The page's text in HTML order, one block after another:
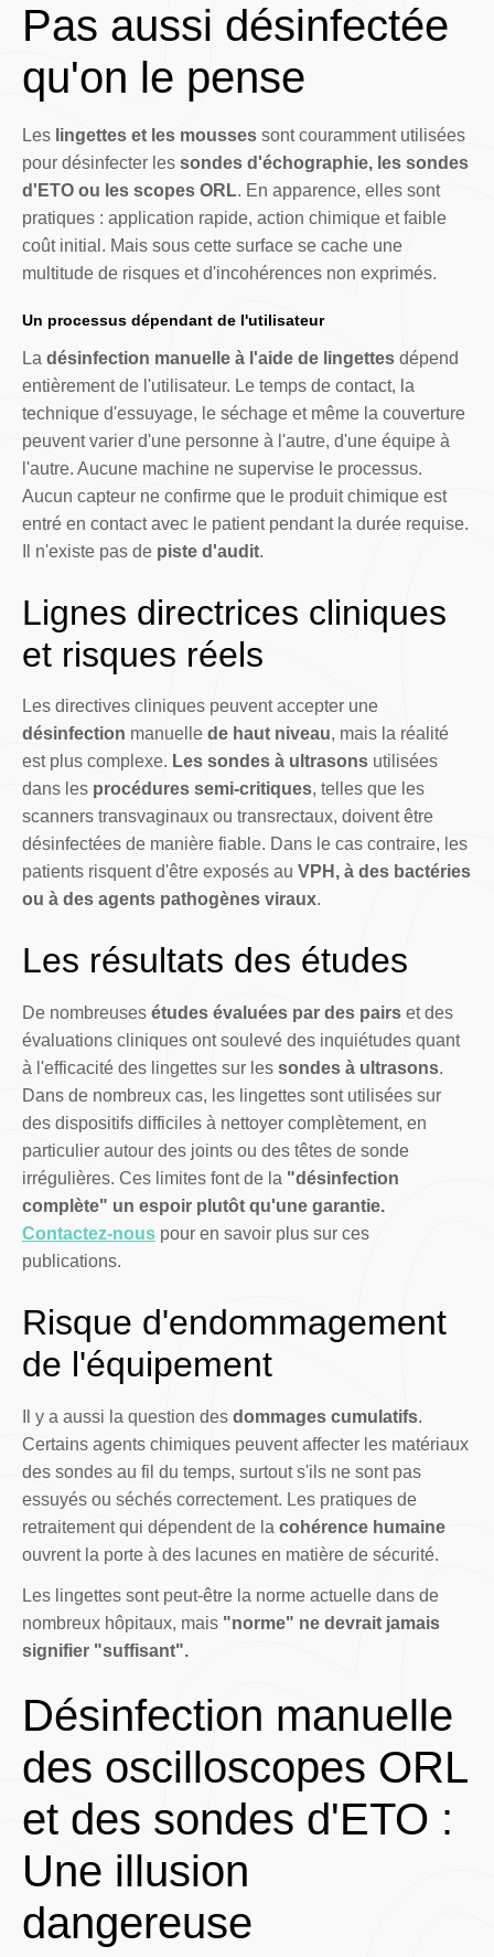
Pas aussi désinfectée
qu'on le pense
Les lingettes et les moussessont couramment utilisées
pour désinfecter les sondes d'échographie, les sondes
d'ETO ou les scopes ORL. En apparence, elles sont
pratiques : application rapide, action chimique et faible
coût initial. Mais sous cette surface se cache une
multitude de risques et d'incohérences non exprimés.
Un processus dépendant de l'utilisateur
La désinfection manuelle à l'aide de lingettesdépend
entièrement de l'utilisateur. Le temps de contact, la
technique d'essuyage, le séchage et même la couverture
peuvent varier d'une personne à l'autre, d'une équipe à
l'autre. Aucune machine ne supervise le processus.
Aucun capteur ne confirme que le produit chimique est
entré en contact avec le patient pendant la durée requise.
Il n'existe pas de piste d'audit.
Lignes directrices cliniques
et risques réels
Les directives cliniques peuvent accepter une
désinfection manuelle de haut niveau, mais la réalité
est plus complexe. Les sondes à ultrasonsutilisées
dans les procédures semi-critiques, telles que les
scanners transvaginaux ou transrectaux, doivent être
désinfectées de manière fiable. Dans le cas contraire, les
patients risquent d'être exposés au VPH, à des bactéries
ou à des agents pathogènes viraux.
Les résultats des études
De nombreuses études évaluées par des pairset des
évaluations cliniques ont soulevé des inquiétudes quant
à l'efficacité des lingettes sur les sondes à ultrasons.
Dans de nombreux cas, les lingettes sont utilisées sur
des dispositifs difficiles à nettoyer complètement, en
particulier autour des joints ou des têtes de sonde
irrégulières. Ces limites font de la "désinfection
complète" un espoir plutôt qu'une garantie.
Contactez-nouspour en savoir plus sur ces
publications.
Risque d'endommagement
de l'équipement
Il y a aussi la question des dommages cumulatifs.
Certains agents chimiques peuvent affecter les matériaux
des sondes au fil du temps, surtout s'ils ne sont pas
essuyés ou séchés correctement. Les pratiques de
retraitement qui dépendent de la cohérence humaine
ouvrent la porte à des lacunes en matière de sécurité.
Les lingettes sont peut-être la norme actuelle dans de
nombreux hôpitaux, mais "norme" ne devrait jamais
signifier "suffisant".
Désinfection manuelle
des oscilloscopes ORL
et des sondes d'ETO :
Une illusion
dangereuse